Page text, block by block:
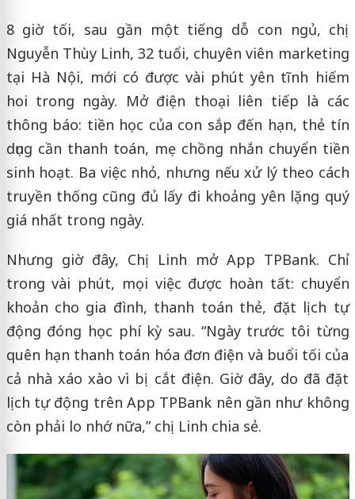
8 giờ tối, sau gần một tiếng dỗ con ngủ, chị
Nguyễn Thùy Linh, 32 tuổi, chuyên viên marketing
tại Hà Nội, mới có được vài phút yên tĩnh hiếm
hoi trong ngày. Mở điện thoại liên tiếp là các
thông báo: tiền học của con sắp đến hạn, thẻ tín
dụng cần thanh toán, mẹ chồng nhắn chuyển tiền
sinh hoạt. Ba việc nhỏ, nhưng nếu xử lý theo cách
truyền thống cũng đủ lấy đi khoảng yên lặng quý
giá nhất trong ngày.
Nhưng giờ đây, Chị Linh mở App TPBank. Chỉ
trong vài phút, mọi việc được hoàn tất: chuyển
khoản cho gia đình, thanh toán thẻ, đặt lịch tự
động đóng học phí kỳ sau. “Ngày trước tôi từng
quên hạn thanh toán hóa đơn điện và buổi tối của
cả nhà xáo xào vì bị cắt điện. Giờ đây, do đã đặt
lịch tự động trên App TPBank nên gần như không
còn phải lo nhớ nữa,” chị Linh chia sẻ.